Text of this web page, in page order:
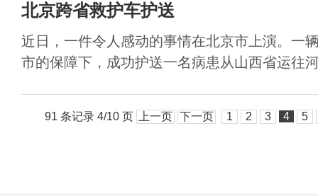
北京跨省救护车护送
近日，一件令人感动的事情在北京市上演。一
市的保障下，成功护送一名病患从山西省运往
91 条记录 4/10 页 上一页 下一页 1 2 3 4 5